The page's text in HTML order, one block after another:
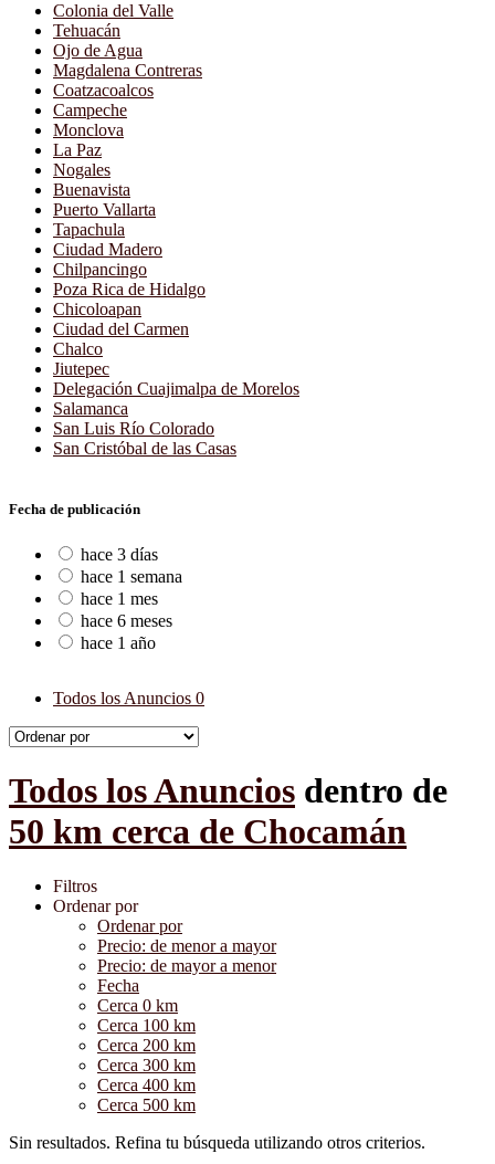
Colonia del Valle
Tehuacán
Ojo de Agua
Magdalena Contreras
Coatzacoalcos
Campeche
Monclova
La Paz
Nogales
Buenavista
Puerto Vallarta
Tapachula
Ciudad Madero
Chilpancingo
Poza Rica de Hidalgo
Chicoloapan
Ciudad del Carmen
Chalco
Jiutepec
Delegación Cuajimalpa de Morelos
Salamanca
San Luis Río Colorado
San Cristóbal de las Casas
Fecha de publicación
hace 3 días
hace 1 semana
hace 1 mes
hace 6 meses
hace 1 año
Todos los Anuncios 0
Todos los Anuncios dentro de
50 km cerca de Chocamán
Filtros
Ordenar por
Ordenar por
Precio: de menor a mayor
Precio: de mayor a menor
Fecha
Cerca 0 km
Cerca 100 km
Cerca 200 km
Cerca 300 km
Cerca 400 km
Cerca 500 km
Sin resultados. Refina tu búsqueda utilizando otros criterios.